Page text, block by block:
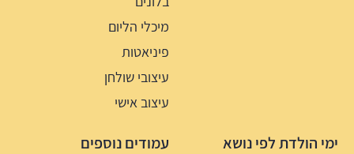
מיכלי הליום
פיניאטות
עיצובי שולחן
עיצוב אישי
ימי הולדת לפי נושא עמודים נוספים